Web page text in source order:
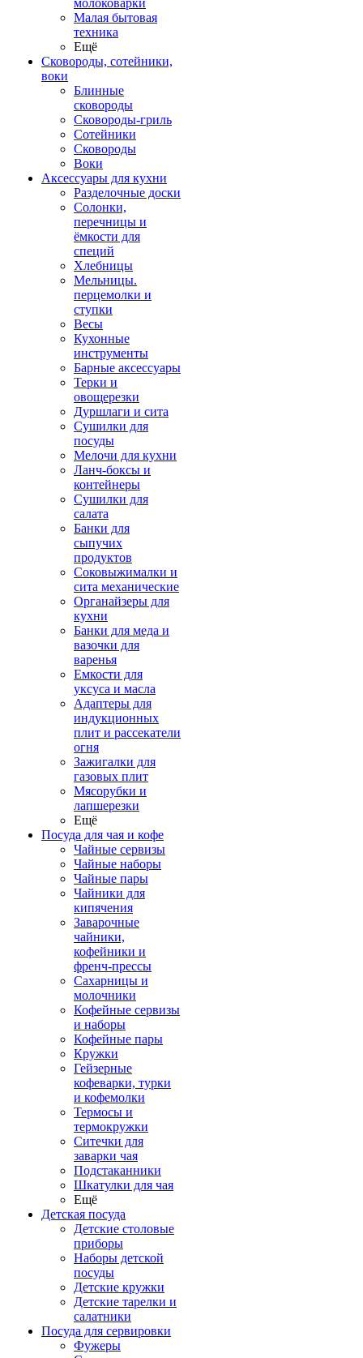
молоковарки
Малая бытовая
техника
Ещё
Сковороды, сотейники,
воки
Блинные
сковороды
Сковороды-гриль
Сотейники
Сковороды
Воки
Аксессуары для кухни
Разделочные доски
Солонки,
перечницы и
ёмкости для
специй
Хлебницы
Мельницы.
перцемолки и
ступки
Весы
Кухонные
инструменты
Барные аксессуары
Терки и
овощерезки
Дуршлаги и сита
Сушилки для
посуды
Мелочи для кухни
Ланч-боксы и
контейнеры
Сушилки для
салата
Банки для
сыпучих
продуктов
Соковыжималки и
сита механические
Органайзеры для
кухни
Банки для меда и
вазочки для
варенья
Емкости для
уксуса и масла
Адаптеры для
индукционных
плит и рассекатели
огня
Зажигалки для
газовых плит
Мясорубки и
лапшерезки
Ещё
Посуда для чая и кофе
Чайные сервизы
Чайные наборы
Чайные пары
Чайники для
кипячения
Заварочные
чайники,
кофейники и
френч-прессы
Сахарницы и
молочники
Кофейные сервизы
и наборы
Кофейные пары
Кружки
Гейзерные
кофеварки, турки
и кофемолки
Термосы и
термокружки
Ситечки для
заварки чая
Подстаканники
Шкатулки для чая
Ещё
Детская посуда
Детские столовые
приборы
Наборы детской
посуды
Детские кружки
Детские тарелки и
салатники
Посуда для сервировки
Фужеры